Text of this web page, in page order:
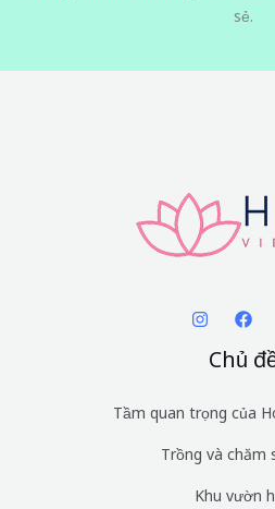
sẻ.
Chủ
Tầm quan trọng của
Trồng và chăm
Khu vườn